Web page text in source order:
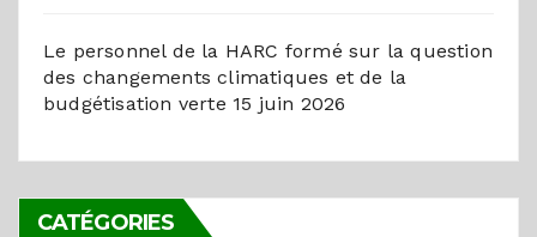
Le personnel de la HARC formé sur la question
des changements climatiques et de la
budgétisation verte 15 juin 2026
CATÉGORIES